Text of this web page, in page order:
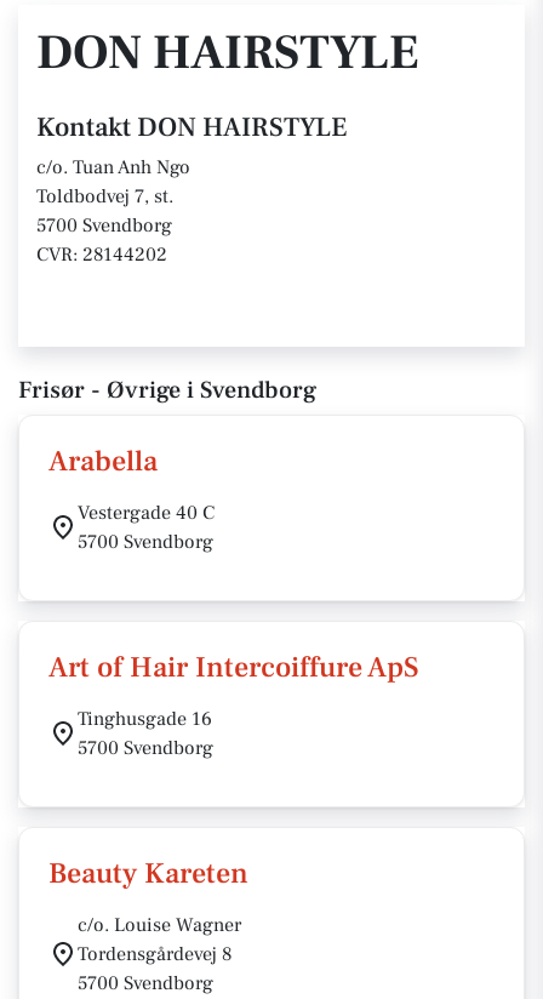
DON HAIRSTYLE
Kontakt DON HAIRSTYLE
c/o. Tuan Anh Ngo
Toldbodvej 7, st.
5700 Svendborg
CVR: 28144202
Frisør - Øvrige i Svendborg
Arabella
Vestergade 40 C
5700 Svendborg
Art of Hair Intercoiffure ApS
Tinghusgade 16
5700 Svendborg
Beauty Kareten
c/o. Louise Wagner
Tordensgårdevej 8
5700 Svendborg